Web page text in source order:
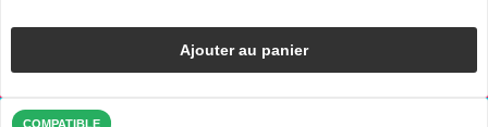
Ajouter au panier
COMPATIBLE